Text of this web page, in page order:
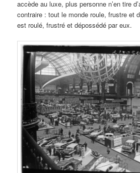
accède au luxe, plus personne n’en tire
contraire : tout le monde roule, frustre et
est roulé, frustré et dépossédé par eux.